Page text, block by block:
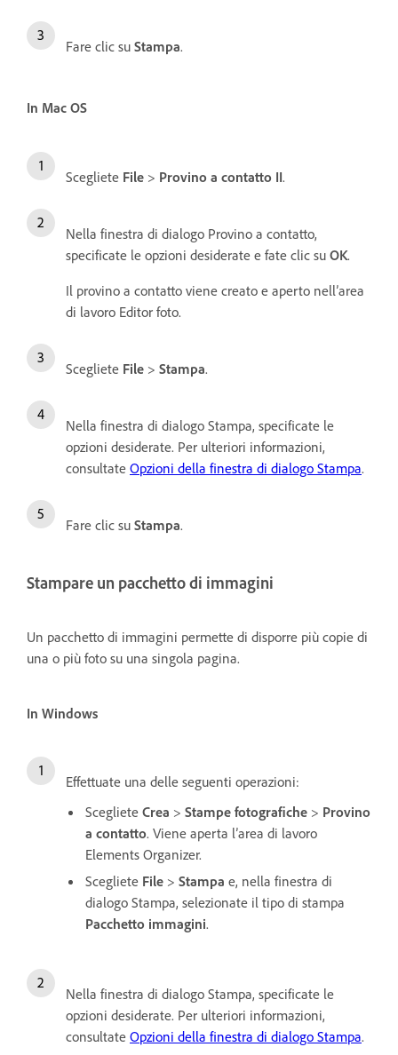
Fare clic su Stampa.
In Mac OS
Scegliete File > Provino a contatto II.
Nella finestra di dialogo Provino a contatto,
specificate le opzioni desiderate e fate clic su OK.
Il provino a contatto viene creato e aperto nell’area
di lavoro Editor foto.
Scegliete File > Stampa.
Nella finestra di dialogo Stampa, specificate le
opzioni desiderate. Per ulteriori informazioni,
consultate Opzioni della finestra di dialogo Stampa.
Fare clic su Stampa.
Stampare un pacchetto di immagini
Un pacchetto di immagini permette di disporre più copie di
una o più foto su una singola pagina.
In Windows
Effettuate una delle seguenti operazioni:
Scegliete Crea > Stampe fotografiche > Provino
a contatto. Viene aperta l’area di lavoro
Elements Organizer.
Scegliete File > Stampa e, nella finestra di
dialogo Stampa, selezionate il tipo di stampa
Pacchetto immagini.
Nella finestra di dialogo Stampa, specificate le
opzioni desiderate. Per ulteriori informazioni,
consultate Opzioni della finestra di dialogo Stampa.